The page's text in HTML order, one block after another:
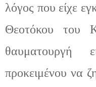
λόγος που είχε
Θεοτόκου του
θαυματουργή
προκειμένου να